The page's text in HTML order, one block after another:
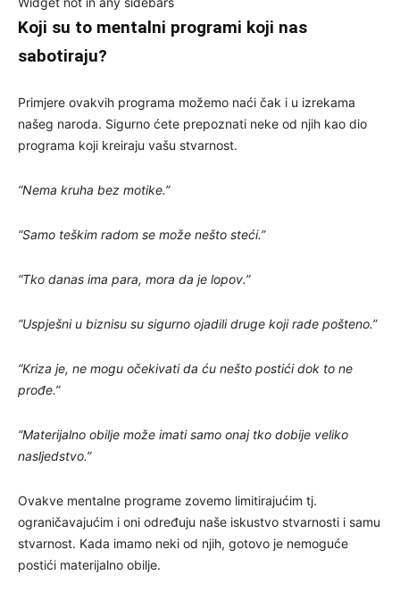
Koji su to mentalni programi koji nas
sabotiraju?
Primjere ovakvih programa možemo naći čak i u izrekama
našeg naroda. Sigurno ćete prepoznati neke od njih kao dio
programa koji kreiraju vašu stvarnost.
“Nema kruha bez motike.”
“Samo teškim radom se može nešto steći.”
“Tko danas ima para, mora da je lopov.”
“Uspješni u biznisu su sigurno ojadili druge koji rade pošteno.”
“Kriza je, ne mogu očekivati da ću nešto postići dok to ne
prođe.”
“Materijalno obilje može imati samo onaj tko dobije veliko
nasljedstvo.”
Ovakve mentalne programe zovemo limitirajućim tj.
ograničavajućim i oni određuju naše iskustvo stvarnosti i samu
stvarnost. Kada imamo neki od njih, gotovo je nemoguće
postići materijalno obilje.